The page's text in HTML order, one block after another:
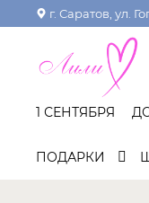
г. Саратов, ул.
1 СЕНТЯБРЯ
ПОДАРКИ